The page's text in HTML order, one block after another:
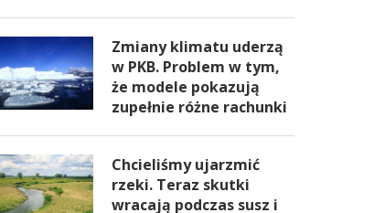
Zmiany klimatu uderzą
w PKB. Problem w tym,
że modele pokazują
zupełnie różne rachunki
Chcieliśmy ujarzmić
rzeki. Teraz skutki
wracają podczas susz i